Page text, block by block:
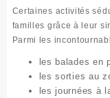
Certaines activités
familles grâce à leur
Parmi les
les balades en
les sorties au
les journées à